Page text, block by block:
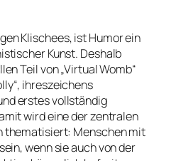
Klischees, ist Humor ein
Kunst. Deshalb
Teil von „Virtual Womb“
ihreszeichens
erstes vollständig
wird eine der zentralen
thematisiert: Menschen mit
wenn sie auch von der